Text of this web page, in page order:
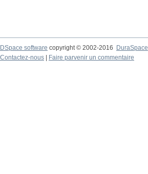
DSpace software copyright © 2002-2016
DuraSpace
Contactez-nous
Faire parvenir un commentaire